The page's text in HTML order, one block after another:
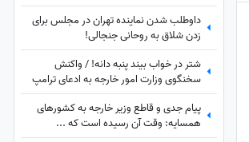
داوطلب شدن نماینده تهران در مجلس برای
زدن شلاق به روحانی جنجالی!
شتر در خواب بیند پنبه دانه! / واکنش
سخنگوی وزارت امور خارجه به ادعای ترامپ
درباره ایران
پیام جدی و قاطع وزیر خارجه به کشورهای
همسایه: وقت آن رسیده است که ...